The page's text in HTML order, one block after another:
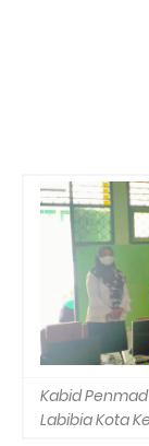
Kabid
Labibia Kota